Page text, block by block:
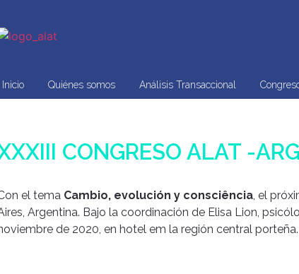
Inicio Quiénes somos Análisis Transaccional
CONGRESO ALAT -
el tema Cambio, evolución y consciência, el
Argentina. Bajo la coordinación de Elisa Lion,
de 2020, en hotel em la región central porteña.